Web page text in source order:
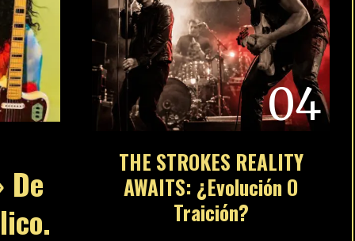
De
04
THE STROKES REALITY
AWAITS: ¿Evolución O
Traición?